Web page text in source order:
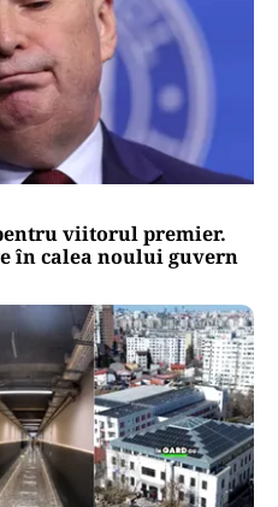
viitorul premier.
în calea noului guvern